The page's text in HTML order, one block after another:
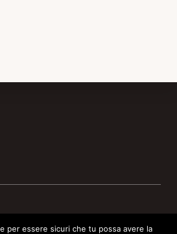
per essere sicuri che tu possa avere la